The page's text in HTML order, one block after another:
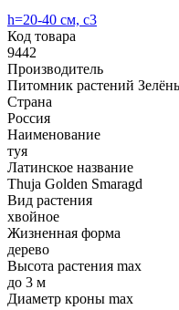
h=20-40 см, с3
Код товара
9442
Производитель
Питомник растений
Страна
Россия
Наименование
туя
Латинское название
Thuja Golden Smaragd
Вид растения
хвойное
Жизненная форма
дерево
Высота растения max
до 3 м
Диаметр кроны max